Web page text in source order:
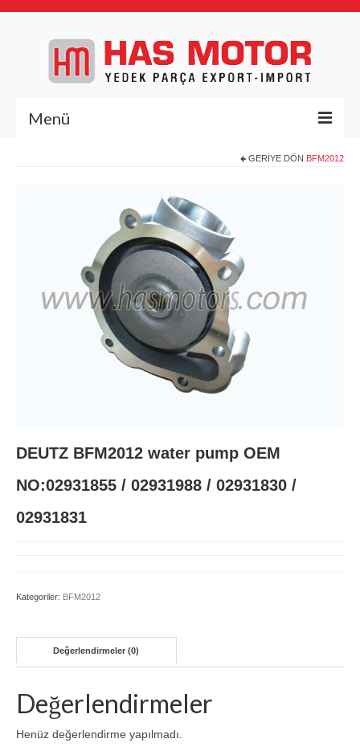
Menü
Deutz Yedek Parça
BFL1011
BFL413/513
BFM1013
BFM2012
D914 L3-L6
FL511
FL913/BFL913C
TCD 6-8L 2015
GERIYE DÖN BFM2012
DEUTZ BFM2012 water pump OEM
NO:02931855 / 02931988 / 02931830 /
02931831
Kategoriler: BFM2012
Değerlendirmeler (0)
Değerlendirmeler
Henüz değerlendirme yapılmadı.